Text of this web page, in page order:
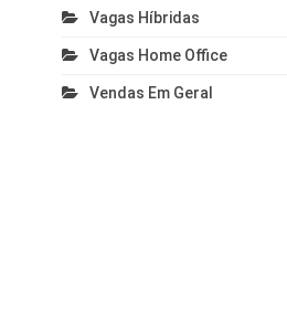
Vagas Híbridas
Vagas Home Office
Vendas Em Geral